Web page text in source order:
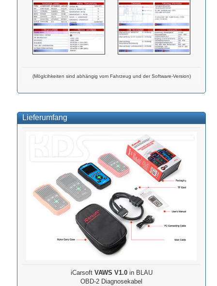
(Möglcihkeiten sind abhängig vom Fahrzeug und der Software-Version)
Lieferumfang
iCarsoftVAWS V1.0 in BLAU
OBD-2 Diagnosekabel